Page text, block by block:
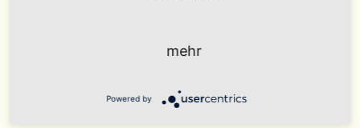
mehr
Powered by